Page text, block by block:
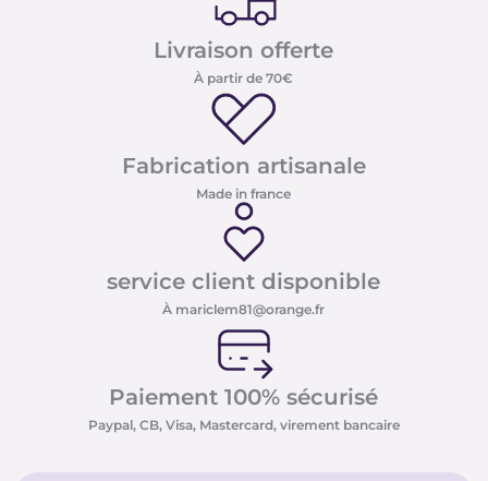
Livraison offerte
À partir de 70€
Fabrication artisanale
Made in france
service client disponible
À mariclem81@orange.fr
Paiement 100% sécurisé
Paypal, CB, Visa, Mastercard, virement bancaire